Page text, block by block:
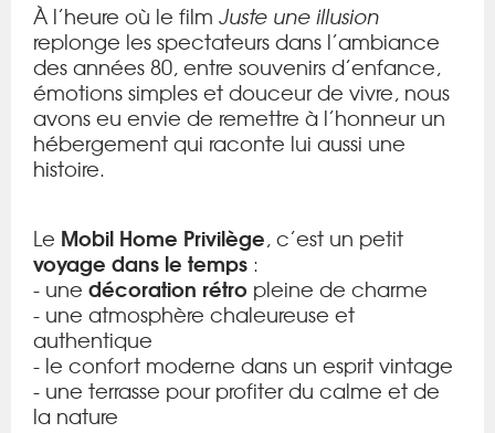
À l’heure où le film Juste une illusion
replonge les spectateurs dans l’ambiance
des années 80, entre souvenirs d’enfance,
émotions simples et douceur de vivre, nous
avons eu envie de remettre à l’honneur un
hébergement qui raconte lui aussi une
histoire.
Le Mobil Home Privilège, c’est un petit
voyage dans le temps :
- une décoration rétro pleine de charme
- une atmosphère chaleureuse et
authentique
- le confort moderne dans un esprit vintage
- une terrasse pour profiter du calme et de
la nature